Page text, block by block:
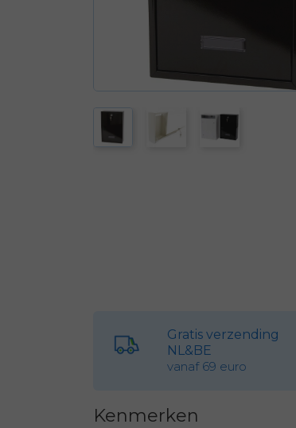
Gratis verzending
NL&BE
vanaf 69 euro
Kenmerken